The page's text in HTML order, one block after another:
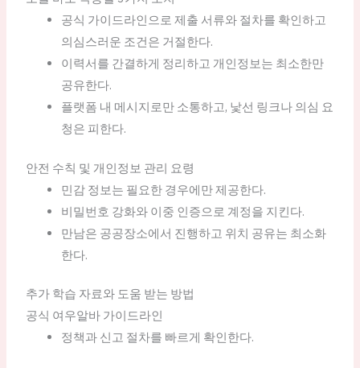
공식 가이드라인으로 제출 서류와 절차를 확인하고
의심스러운 조건은 거절한다.
이력서를 간결하게 정리하고 개인정보는 최소한만
공유한다.
플랫폼 내 메시지로만 소통하고, 낯선 링크나 의심 요
청은 피한다.
안전 수칙 및 개인정보 관리 요령
민감 정보는 필요한 경우에만 제공한다.
비밀번호 강화와 이중 인증으로 계정을 지킨다.
만남은 공공장소에서 진행하고 위치 공유는 최소화
한다.
추가 학습 자료와 도움 받는 방법
공식 여우알바 가이드라인
정책과 신고 절차를 빠르게 확인한다.